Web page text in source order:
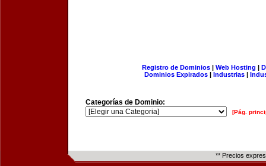
Registro de Dominios| Web Hosting |
Dominios Expirados | Industrias |
Categorías de Dominio:
[Pág.
** Precios